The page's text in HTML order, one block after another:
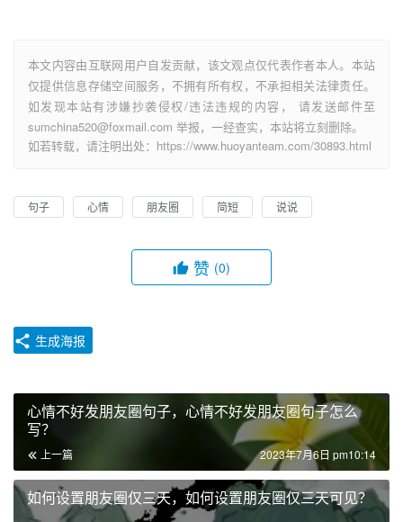
本文内容由互联网用户自发贡献，该文观点仅代表作者本人。本站
仅提供信息存储空间服务，不拥有所有权，不承担相关法律责任。
如发现本站有涉嫌抄袭侵权/违法违规的内容， 请发送邮件至
sumchina520@foxmail.com 举报，一经查实，本站将立刻删除。
如若转载，请注明出处：https://www.huoyanteam.com/30893.html
句子 心情 朋友圈 简短 说说
赞 (0)
生成海报
心情不好发朋友圈句子，心情不好发朋友圈句子怎么
写？
上一篇 2023年7月6日 pm10:14
如何设置朋友圈仅三天，如何设置朋友圈仅三天可见？